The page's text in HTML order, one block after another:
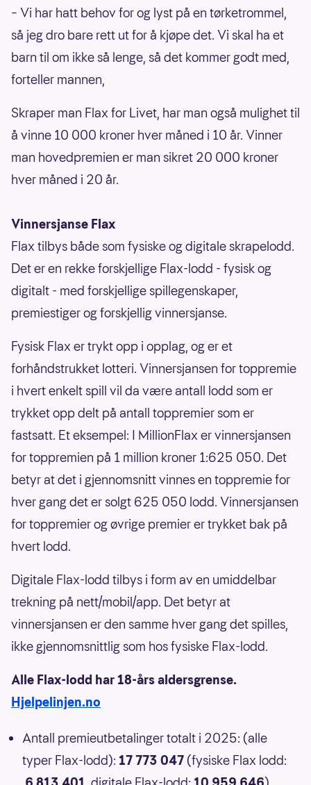
– Vi har hatt behov for og lyst på en tørketrommel,
så jeg dro bare rett ut for å kjøpe det. Vi skal ha et
barn til om ikke så lenge, så det kommer godt med,
forteller mannen,
Skraper man Flax for Livet, har man også mulighet til
å vinne 10 000 kroner hver måned i 10 år. Vinner
man hovedpremien er man sikret 20 000 kroner
hver måned i 20 år.
Vinnersjanse Flax
Flax tilbys både som fysiske og digitale skrapelodd.
Det er en rekke forskjellige Flax-lodd - fysisk og
digitalt - med forskjellige spillegenskaper,
premiestiger og forskjellig vinnersjanse.
Fysisk Flax er trykt opp i opplag, og er et
forhåndstrukket lotteri. Vinnersjansen for toppremie
i hvert enkelt spill vil da være antall lodd som er
trykket opp delt på antall toppremier som er
fastsatt. Et eksempel: I MillionFlax er vinnersjansen
for toppremien på 1 million kroner 1:625 050. Det
betyr at det i gjennomsnitt vinnes en toppremie for
hver gang det er solgt 625 050 lodd. Vinnersjansen
for toppremier og øvrige premier er trykket bak på
hvert lodd.
Digitale Flax-lodd tilbys i form av en umiddelbar
trekning på nett/mobil/app. Det betyr at
vinnersjansen er den samme hver gang det spilles,
ikke gjennomsnittlig som hos fysiske Flax-lodd.
Alle Flax-lodd har 18-års aldersgrense.
Hjelpelinjen.no
Antall premieutbetalinger totalt i 2025: (alle
typer Flax-lodd): 17 773 047 (fysiske Flax lodd: